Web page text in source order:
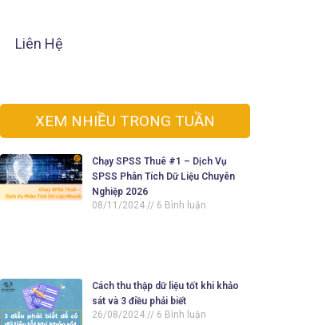
Liên Hệ
XEM NHIỀU TRONG TUẦN
Chạy SPSS Thuê #1 – Dịch Vụ
SPSS Phân Tích Dữ Liệu Chuyên
Nghiệp 2026
08/11/2024
6 Bình luận
Cách thu thập dữ liệu tốt khi khảo
sát và 3 điều phải biết
26/08/2024
6 Bình luận